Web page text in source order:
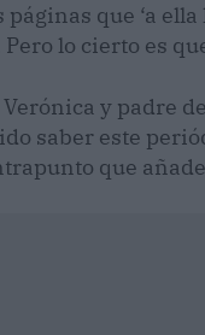
que ‘a
lo cierto es
y padre
saber este
que